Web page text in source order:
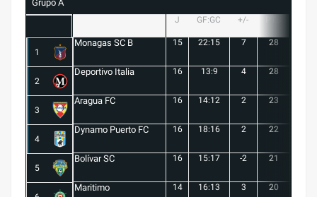
Grupo A
J GF:GC +/-
1
Monagas SC B 15 22:15 7 28
2
Deportivo Italia 16 13:9 4 28
3
Aragua FC 16 14:12 2 23
4
Dynamo Puerto FC 16 18:16 2 22
5
Bolívar SC 16 15:17 -2 21
Maritimo 14 16:13 3 20